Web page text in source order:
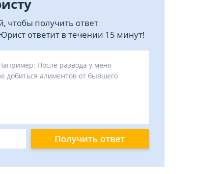
чтобы получить ответ
ответит в течении 15 минут!
Получить ответ